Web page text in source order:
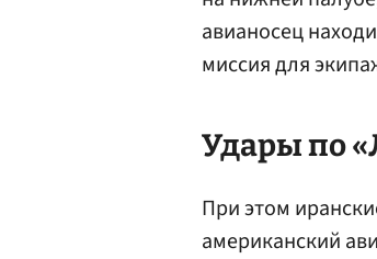
авианосец
миссия для
Удары по
При этом
американский